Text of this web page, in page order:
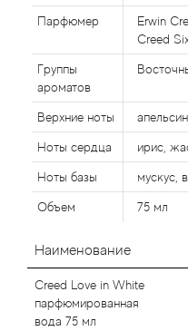
Парфюмер
Erwin
Creed
Группы
ароматов
Верхние ноты апельсин
Ноты сердца ирис,
Ноты базы мускус,
Объем 75 мл
Наименование
Creed Love in White
парфюмированная
вода 75 мл
Agonist
Aigner
Aj Arabia (Widian)
Ajmal
Al Haramain
Al Jazeera
Alaia Paris